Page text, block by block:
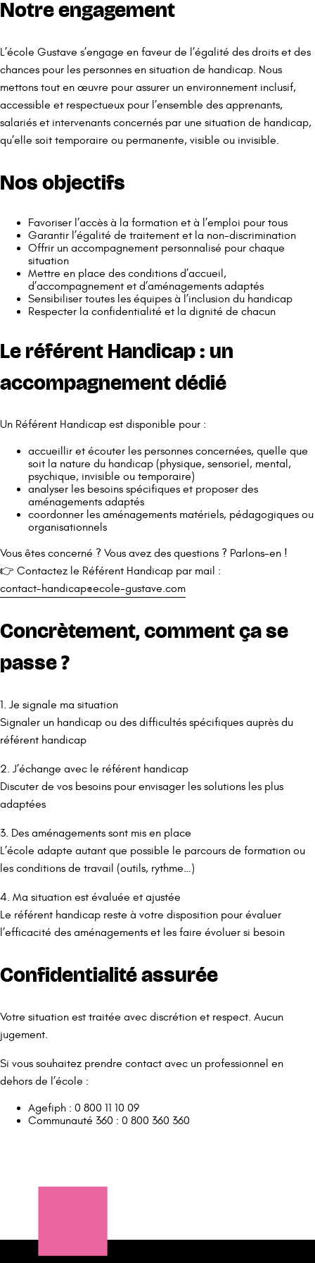
Notre engagement
L’école Gustave s’engage en faveur de l’égalité des droits et des
chances pour les personnes en situation de handicap. Nous
mettons tout en œuvre pour assurer un environnement inclusif,
accessible et respectueux pour l’ensemble des apprenants,
salariés et intervenants concernés par une situation de handicap,
qu’elle soit temporaire ou permanente, visible ou invisible.
Nos objectifs
Favoriser l’accès à la formation et à l’emploi pour tous
Garantir l’égalité de traitement et la non-discrimination
Offrir un accompagnement personnalisé pour chaque
situation
Mettre en place des conditions d’accueil,
d’accompagnement et d’aménagements adaptés
Sensibiliser toutes les équipes à l’inclusion du handicap
Respecter la confidentialité et la dignité de chacun
Le référent Handicap : un
accompagnement dédié
Un Référent Handicap est disponible pour :
accueillir et écouter les personnes concernées, quelle que
soit la nature du handicap (physique, sensoriel, mental,
psychique, invisible ou temporaire)
analyser les besoins spécifiques et proposer des
aménagements adaptés
coordonner les aménagements matériels, pédagogiques ou
organisationnels
Vous êtes concerné ? Vous avez des questions ? Parlons-en !
👉 Contactez le Référent Handicap par mail :
contact-handicap@ecole-gustave.com
Concrètement, comment ça se
passe ?
1. Je signale ma situation
Signaler un handicap ou des difficultés spécifiques auprès du
référent handicap
2. J’échange avec le référent handicap
Discuter de vos besoins pour envisager les solutions les plus
adaptées
3. Des aménagements sont mis en place
L’école adapte autant que possible le parcours de formation ou
les conditions de travail (outils, rythme…)
4. Ma situation est évaluée et ajustée
Le référent handicap reste à votre disposition pour évaluer
l’efficacité des aménagements et les faire évoluer si besoin
Confidentialité assurée
Votre situation est traitée avec discrétion et respect. Aucun
jugement.
Si vous souhaitez prendre contact avec un professionnel en
dehors de l’école :
Agefiph : 0 800 11 10 09
Communauté 360 : 0 800 360 360